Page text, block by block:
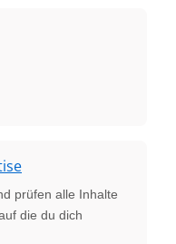
prüfen alle Inhalte
die du dich